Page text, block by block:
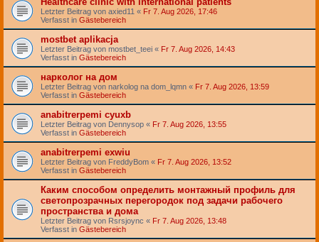
Letzter Beitrag von axied11 « Fr 7. Aug 2026, 17:46
Verfasst in Gästebereich
mostbet aplikacja
Letzter Beitrag von mostbet_teei « Fr 7. Aug 2026, 14:43
Verfasst in Gästebereich
нарколог на дом
Letzter Beitrag von narkolog na dom_lqmn « Fr 7. Aug 2026, 13:59
Verfasst in Gästebereich
anabitrerpemi cyuxb
Letzter Beitrag von Dennysop « Fr 7. Aug 2026, 13:55
Verfasst in Gästebereich
anabitrerpemi exwiu
Letzter Beitrag von FreddyBom « Fr 7. Aug 2026, 13:52
Verfasst in Gästebereich
Каким способом определить монтажный профиль для
светопрозрачных перегородок под задачи рабочего
пространства и дома
Letzter Beitrag von Rsrsjoync « Fr 7. Aug 2026, 13:48
Verfasst in Gästebereich